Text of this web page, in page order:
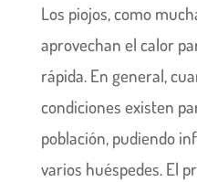
Los piojos, como
aprovechan el calor
rápida. En general,
condiciones existen
población, pudiendo
varios huéspedes. El